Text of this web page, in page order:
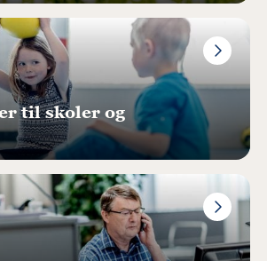
til skoler og